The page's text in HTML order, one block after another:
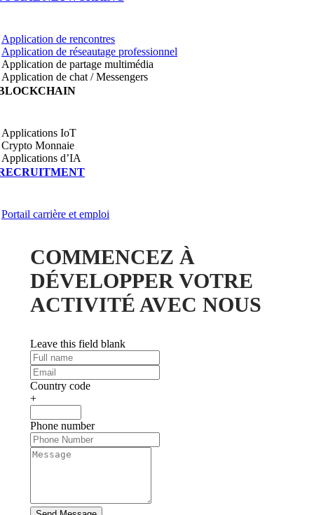
Application de rencontres
Application de réseautage professionnel
Application de partage multimédia
Application de chat / Messengers
Applications IoT
Crypto Monnaie
Applications d’IA
Portail carrière et emploi
COMMENCEZ À
DÉVELOPPER VOTRE
ACTIVITÉ AVEC NOUS
Leave this field blank
Country code
+
Phone number